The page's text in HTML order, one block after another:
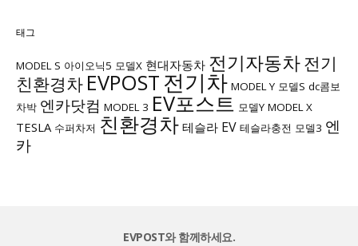
태그
MODEL S 아이오닉5 모델X 현대자동차 전기자동차전기
친환경차 EVPOST 전기차 MODEL Y 모델S dc콤보
차박 엔카닷컴 MODEL 3 EV포스트 모델Y MODEL X
TESLA 수퍼차저 친환경차 테슬라 EV 테슬라충전 모델3 엔
카
EVPOST와 함께하세요.